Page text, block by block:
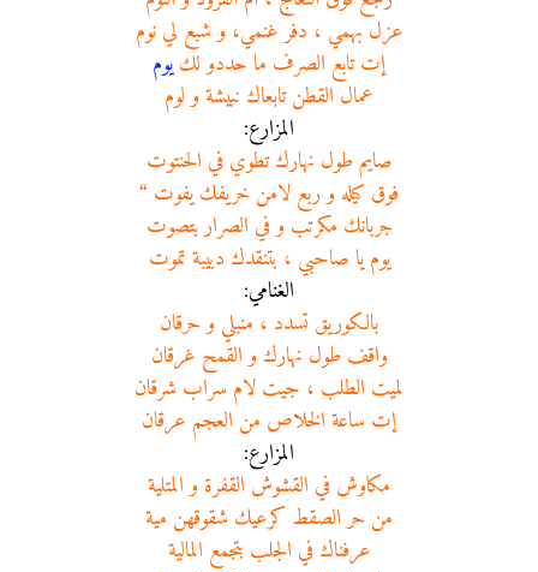
عزل بهمي ، دفر غنمي، و شبع لي نوم
إت تابع الصرف ما حددو لكيوم
عمال القطن تابعاك نبيشة و لوم
المزارع:
صايم طول نهارك تطوي في الحنتوت
فوق كيله و ربع لامن خريفك يفوت “
جربانك مكرتب و في الصرار بتصوت
يوم يا صاحبي ، بتنقدك دبيبة تموت
الغنامي:
بالكوريق تسدد ، منبلي و حرقان
واقف طول نهارك و القمح غرقان
لميت الطلب ، جيت لام سراب شرقان
إت ساعة الخلاص من العجم عرقان
المزارع:
مكاوش في القشوش القفرة و المتلية
من حر الصقط كرعيك شقوقهن مية
عرفناك في الجلب بتجمع المالية